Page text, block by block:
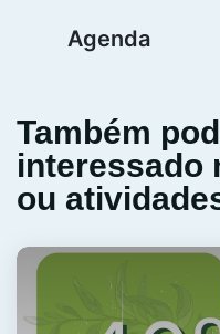
Agenda
Também
interessado
ou